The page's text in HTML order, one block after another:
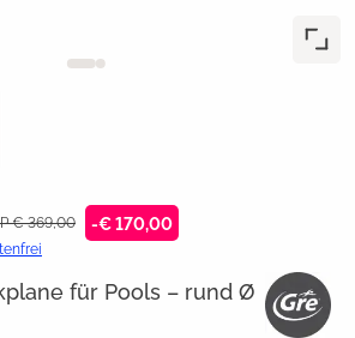
€ 369,00 -€ 170,00
für Pools – rund Ø